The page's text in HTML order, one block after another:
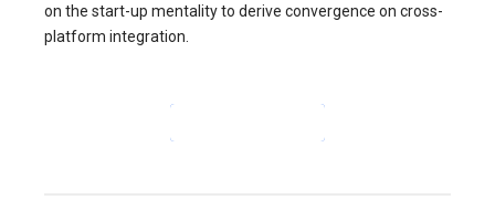
on the start-up mentality to derive convergence on cross-
platform integration.